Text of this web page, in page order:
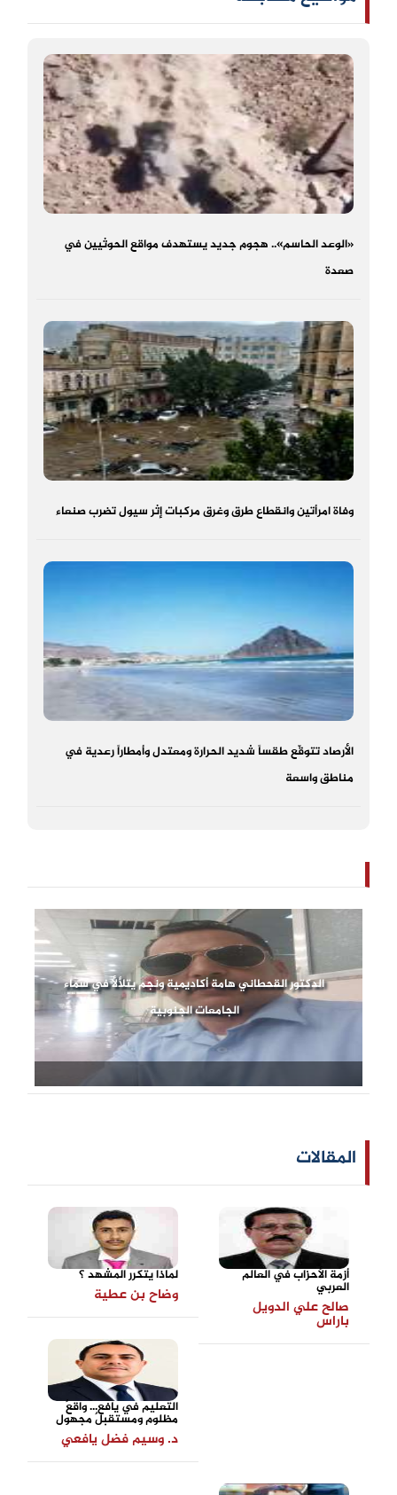
«الوعد الحاسم».. هجوم جديد يستهدف مواقع الحوثيين في
صعدة
وفاة امرأتين وانقطاع طرق وغرق مركبات إثر سيول تضرب صنعاء
الأرصاد تتوقّع طقساً شديد الحرارة ومعتدل وأمطاراً رعدية في
مناطق واسعة
الدكتور القحطاني هامة أكاديمية ونجم يتلألأ في سماء
الجامعات الجنوبية
المقالات
أزمة الأحزاب في العالم
العربي
صالح علي الدويل
باراس
لماذا يتكرر المشهد ؟
وضاح بن عطية
التعليم في يافع... واقعٌ
مظلوم ومستقبلٌ مجهول
د. وسيم فضل يافعي